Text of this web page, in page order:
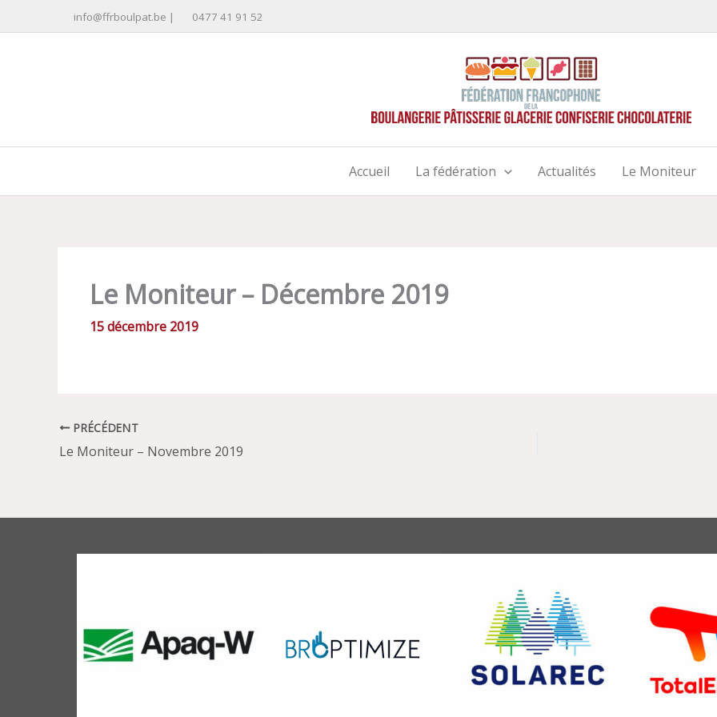
info@ffrboulpat.be | 0477 41 91 52
Accueil La fédération Actualités Le Moniteur
Le Moniteur – Décembre 2019
15 décembre 2019
PRÉCÉDENT
Le Moniteur – Novembre 2019